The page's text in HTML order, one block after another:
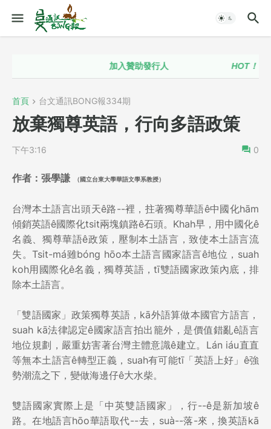
加入贊助發行人 HOT！！ 台語
首頁 台文通訊BONG報334期
放棄獨尊英語，行向多語政策
下午3:16 0
作者：張學謙 （國立台東大學華語文學系教授）
台灣本土語言出頭天ê路--裡，拄著獨尊華語ê中國化hām
傾銷英語ê國際化tsit兩塊鎮路ê石頭。Khah早，用中國化ê
名義、獨尊華語ê政策，壓制本土語言，致使本土語言流
失。Tsit-má雖bóng hōo本土語言國家語言ê地位，suah
koh用國際化ê名義，獨尊英語，tī雙語國家政策內底，排
除本土語言。
「雙語國家」政策獨尊英語，kā外語算做本國官方語言，
suah kā法律認定ê國家語言拍出籠外，是價值錯亂ê語言
地位規劃，嚴重妨害著台灣主體意識ê建立。Lán iáu直直
等無本土語言ê轉型正義，suah有可能tī「英語上好」ê強
勢潮流之下，變做海邊仔ê大水柴。
雙語國家實際上是「中英雙語國家」，行--ê是新加坡ê
路。在地語言hōo華語取代--去，suà--落-來，換英語kā